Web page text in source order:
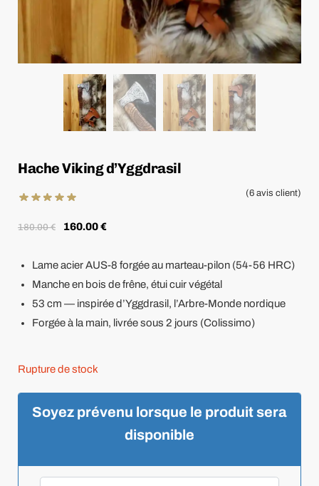
Hache Viking d’Yggdrasil
(6 avis client)
180.00€ 160.00€
Lame acier AUS-8 forgée au marteau-pilon (54-56 HRC)
Manche en bois de frêne, étui cuir végétal
53 cm — inspirée d’Yggdrasil, l’Arbre-Monde nordique
Forgée à la main, livrée sous 2 jours (Colissimo)
Rupture de stock
Soyez prévenu lorsque le produit sera
disponible